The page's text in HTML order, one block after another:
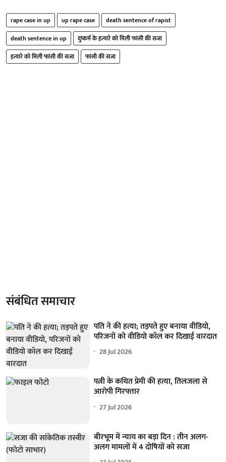
rape case in up up rape case
death sentence of rapist
death sentence in up
दुष्कर्म के हत्यारे को मिली फांसी की सजा
हत्यारे को मिली फांसी की सजा
फांसी की सजा
संबंधित समाचार
पति ने की हत्या; तड़पते हुए बनाया वीडियो,
परिजनों को वीडियो कॉल कर दिखाई वारदात
28 Jul 2026
पत्नी के कथित प्रेमी की हत्या, तिलजला से
आरोपी गिरफ्तार
27 Jul 2026
बीरभूम में न्याय का बड़ा दिन : तीन अलग-
अलग मामलों में 4 दोषियों को सजा